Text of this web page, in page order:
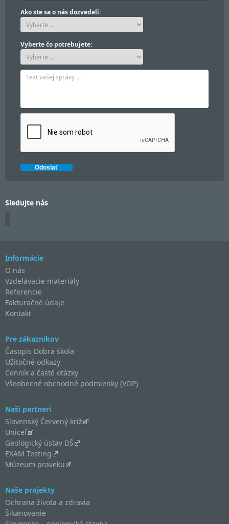
Ako ste sa o nás dozvedeli:
Vyberte čo potrebujete:
Sledujte nás
Informácie
O nás
Vzdelávacie materiály
Referencie
Fakturačné údaje
Kontakt
Pre zákazníkov
Časopis Dobrá škola
Užitočné odkazy
Cenník a časté otázky
Všeobecné obchodné podmienky (VOP)
Naši partneri
Slovenský Červený kríž
Unicef
Geologický ústav DŠ
EXAM Testing
Múzeum praveku
Naše projekty
Ochrana života a zdravia
Šikanovanie